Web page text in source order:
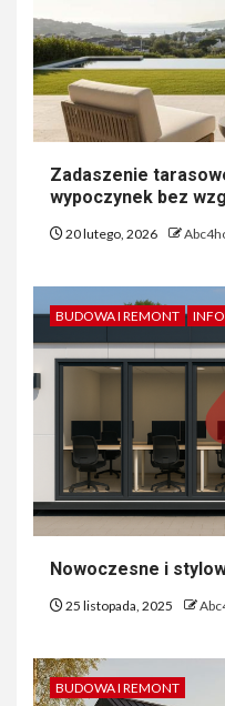
Zadaszenie
wypoczynek bez
20 lutego, 2026
BUDOWA I REMONT
Nowoczesne i
25 listopada, 2025
BUDOWA I REMONT